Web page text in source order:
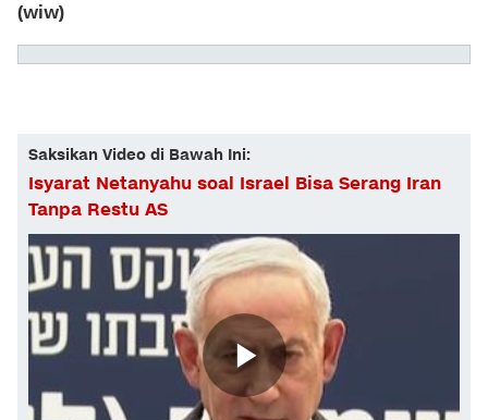
(wiw)
Saksikan Video di Bawah Ini:
Isyarat Netanyahu soal Israel Bisa Serang Iran
Tanpa Restu AS